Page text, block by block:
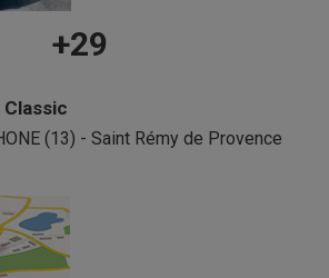
+29
(13) - Saint Rémy de Provence